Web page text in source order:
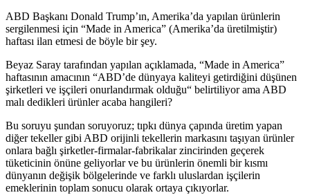
ABD Başkanı Donald Trump’ın, Amerika’da yapılan ürünlerin
sergilenmesi için “Made in America” (Amerika’da üretilmiştir)
haftası ilan etmesi de böyle bir şey.
Beyaz Saray tarafından yapılan açıklamada, “Made in America”
haftasının amacının “ABD’de dünyaya kaliteyi getirdiğini düşünen
şirketleri ve işçileri onurlandırmak olduğu“ belirtiliyor ama ABD
malı dedikleri ürünler acaba hangileri?
Bu soruyu şundan soruyoruz; tıpkı dünya çapında üretim yapan
diğer tekeller gibi ABD orijinli tekellerin markasını taşıyan ürünler
onlara bağlı şirketler-firmalar-fabrikalar zincirinden geçerek
tüketicinin önüne geliyorlar ve bu ürünlerin önemli bir kısmı
dünyanın değişik bölgelerinde ve farklı uluslardan işçilerin
emeklerinin toplam sonucu olarak ortaya çıkıyorlar.